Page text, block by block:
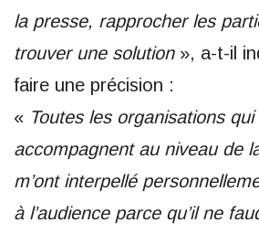
la presse, rapprocher les
trouver une solution», a-t-il
faire une précision :
« Toutes les organisations qui
accompagnent au niveau de
m’ont interpellé
à l’audience parce qu’il ne